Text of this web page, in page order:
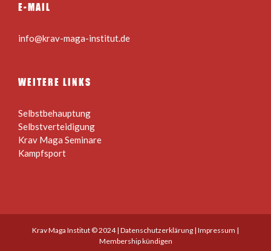
E-MAIL
info@krav-maga-institut.de
WEITERE LINKS
Selbstbehauptung
Selbstverteidigung
Krav Maga Seminare
Kampfsport
Krav Maga Institut © 2024 | Datenschutzerklärung | Impressum |
Membership kündigen